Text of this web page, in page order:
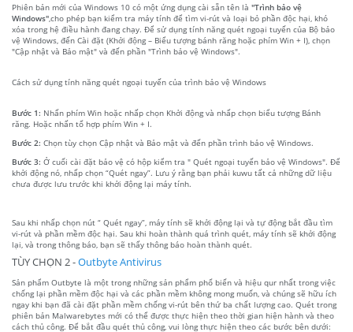
Phiên bản mới của Windows 10 có một ứng dụng cài sẵn tên là "Trình bảo vệ
Windows",cho phép bạn kiểm tra máy tính để tìm vi-rút và loại bỏ phần độc hại, khó
xóa trong hệ điều hành đang chạy. Để sử dụng tính năng quét ngoại tuyến của Bộ bảo
vệ Windows, đến Cài đặt (Khởi động – Biểu tượng bánh răng hoặc phím Win + I), chọn
"Cập nhật và Bảo mật" và đến phần "Trình bảo vệ Windows".
Cách sử dụng tính năng quét ngoại tuyến của trình bảo vệ Windows
Bước 1: Nhấn phím Win hoặc nhấp chọn Khởi động và nhấp chọn biểu tượng Bánh
răng. Hoặc nhấn tổ hợp phím Win + I.
Bước 2: Chọn tùy chọn Cập nhật và Bảo mật và đến phần trình bảo vệ Windows.
Bước 3: Ở cuối cài đặt bảo vệ có hộp kiểm tra " Quét ngoại tuyến bảo vệ Windows". Để
khởi động nó, nhấp chọn “Quét ngay”. Lưu ý rằng bạn phải kuwu tất cả những dữ liệu
chưa được lưu trước khi khởi động lại máy tính.
Sau khi nhấp chọn nút “ Quét ngay”, máy tính sẽ khởi động lại và tự động bắt đầu tìm
vi-rút và phần mềm độc hại. Sau khi hoàn thành quá trình quét, máy tính sẽ khởi động
lại, và trong thông báo, bạn sẽ thấy thông báo hoàn thành quét.
TÙY CHỌN 2 -Outbyte Antivirus
Sản phẩm Outbyte là một trong những sản phẩm phổ biến và hiệu qur nhất trong việc
chống lại phần mềm độc hại và các phần mềm không mong muốn, và chúng sẽ hữu ích
ngay khi bạn đã cài đặt phần mềm chống vi-rút bên thứ ba chất lượng cao. Quét trong
phiên bản Malwarebytes mới có thể được thực hiện theo thời gian hiện hành và theo
cách thủ công. Để bắt đầu quét thủ công, vui lòng thực hiện theo các bước bên dưới: